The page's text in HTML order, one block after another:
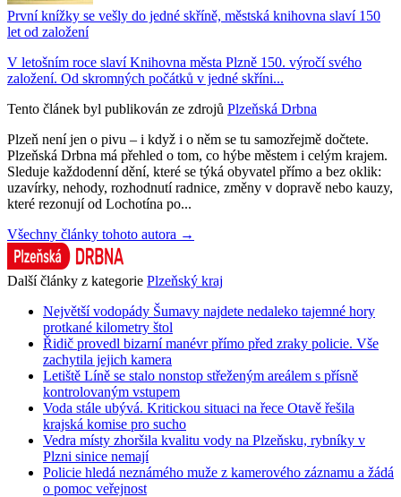
První knížky se vešly do jedné skříně, městská knihovna slaví 150
let od založení
V letošním roce slaví Knihovna města Plzně 150. výročí svého
založení. Od skromných počátků v jedné skříni...
Tento článek byl publikován ze zdrojů Plzeňská Drbna
Plzeň není jen o pivu – i když i o něm se tu samozřejmě dočtete.
Plzeňská Drbna má přehled o tom, co hýbe městem i celým krajem.
Sleduje každodenní dění, které se týká obyvatel přímo a bez oklik:
uzavírky, nehody, rozhodnutí radnice, změny v dopravě nebo kauzy,
které rezonují od Lochotína po...
Všechny články tohoto autora →
Další články z kategorie Plzeňský kraj
Největší vodopády Šumavy najdete nedaleko tajemné hory
protkané kilometry štol
Řidič provedl bizarní manévr přímo před zraky policie. Vše
zachytila jejich kamera
Letiště Líně se stalo nonstop střeženým areálem s přísně
kontrolovaným vstupem
Voda stále ubývá. Kritickou situaci na řece Otavě řešila
krajská komise pro sucho
Vedra místy zhoršila kvalitu vody na Plzeňsku, rybníky v
Plzni sinice nemají
Policie hledá neznámého muže z kamerového záznamu a žádá
o pomoc veřejnost